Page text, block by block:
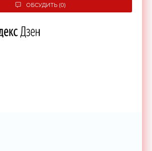
ОБСУДИТЬ (0)